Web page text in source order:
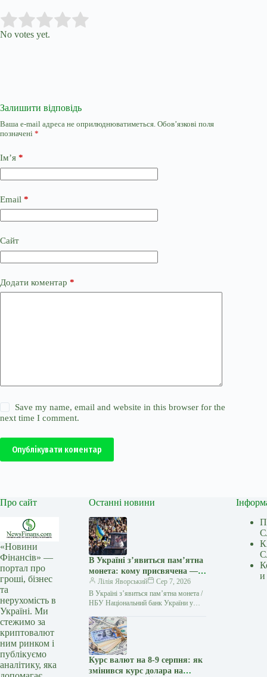
Rate this item:
No votes yet.
Залишити відповідь
Ваша e-mail адреса не оприлюднюватиметься. Обов’язкові поля
позначені *
Ім’я *
Email *
Сайт
Додати коментар *
Save my name, email and website in this browser for the
next time I comment.
Опублікувати коментар
Про сайт
«Новини
Фінансів» —
портал про
гроші, бізнес
та
нерухомість в
Україні. Ми
стежимо за
криптовалют
ним ринком і
публікуємо
аналітику, яка
Останні новини
В Україні з’явиться пам’ятна
монета: кому присвячена —
Delo.ua
Лілія Яворський
Сер 7, 2026
В Україні з’явиться пам’ятна монета /
НБУ Національний банк України у
присвячену Папі Римському Іоанну…
Курс валют на 8-9 серпня: як
змінився курс долара на
и